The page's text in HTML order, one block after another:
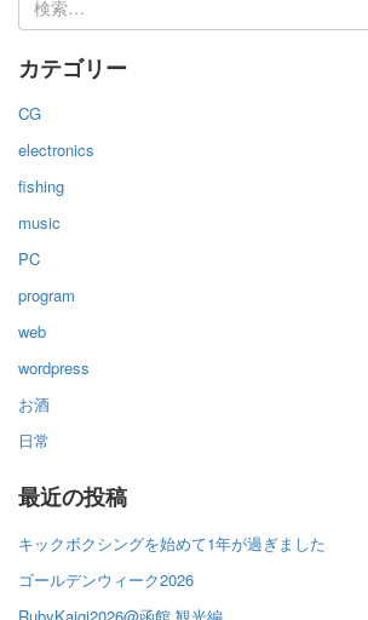
索:
カテゴリー
CG
electronics
fishing
music
PC
program
web
wordpress
お酒
日常
最近の投稿
キックボクシングを始めて1年が過ぎました
ゴールデンウィーク2026